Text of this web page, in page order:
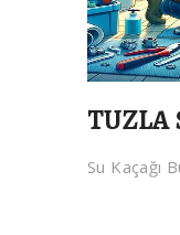
TUZLA
Su Kaçağı